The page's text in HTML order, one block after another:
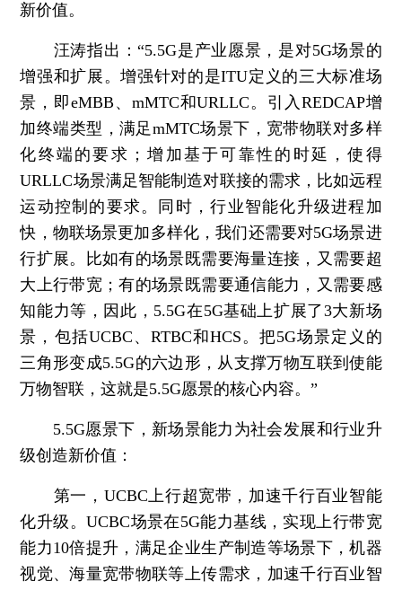
新价值。
汪涛指出：“5.5G是产业愿景，是对5G场景的
增强和扩展。增强针对的是ITU定义的三大标准场
景，即eMBB、mMTC和URLLC。引入REDCAP增
加终端类型，满足mMTC场景下，宽带物联对多样
化终端的要求；增加基于可靠性的时延，使得
URLLC场景满足智能制造对联接的需求，比如远程
运动控制的要求。同时，行业智能化升级进程加
快，物联场景更加多样化，我们还需要对5G场景进
行扩展。比如有的场景既需要海量连接，又需要超
大上行带宽；有的场景既需要通信能力，又需要感
知能力等，因此，5.5G在5G基础上扩展了3大新场
景，包括UCBC、RTBC和HCS。把5G场景定义的
三角形变成5.5G的六边形，从支撑万物互联到使能
万物智联，这就是5.5G愿景的核心内容。”
5.5G愿景下，新场景能力为社会发展和行业升
级创造新价值：
第一，UCBC上行超宽带，加速千行百业智能
化升级。UCBC场景在5G能力基线，实现上行带宽
能力10倍提升，满足企业生产制造等场景下，机器
视觉、海量宽带物联等上传需求，加速千行百业智